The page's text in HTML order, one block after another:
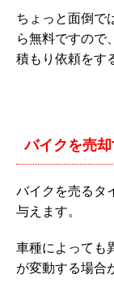
ちょっと面倒で
ら無料ですので
積もり依頼をす
バイクを売
バイクを売るタ
与えます。
車種によっても
が変動する場合